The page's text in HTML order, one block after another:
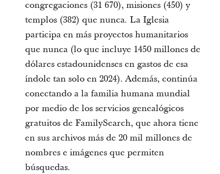
congregaciones (31 670), misiones (450) y
templos (382) que nunca. La Iglesia
participa en más proyectos humanitarios
que nunca (lo que incluye 1450 millones de
dólares estadounidenses en gastos de esa
índole tan solo en 2024). Además, continúa
conectando a la familia humana mundial
por medio de los servicios genealógicos
gratuitos de FamilySearch, que ahora tiene
en sus archivos más de 20 mil millones de
nombres e imágenes que permiten
búsquedas.